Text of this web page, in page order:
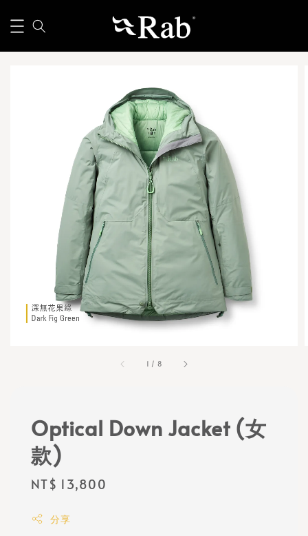
1 / 8
Optical Down Jacket (女
款)
Regular
NT$ 13,800
分享